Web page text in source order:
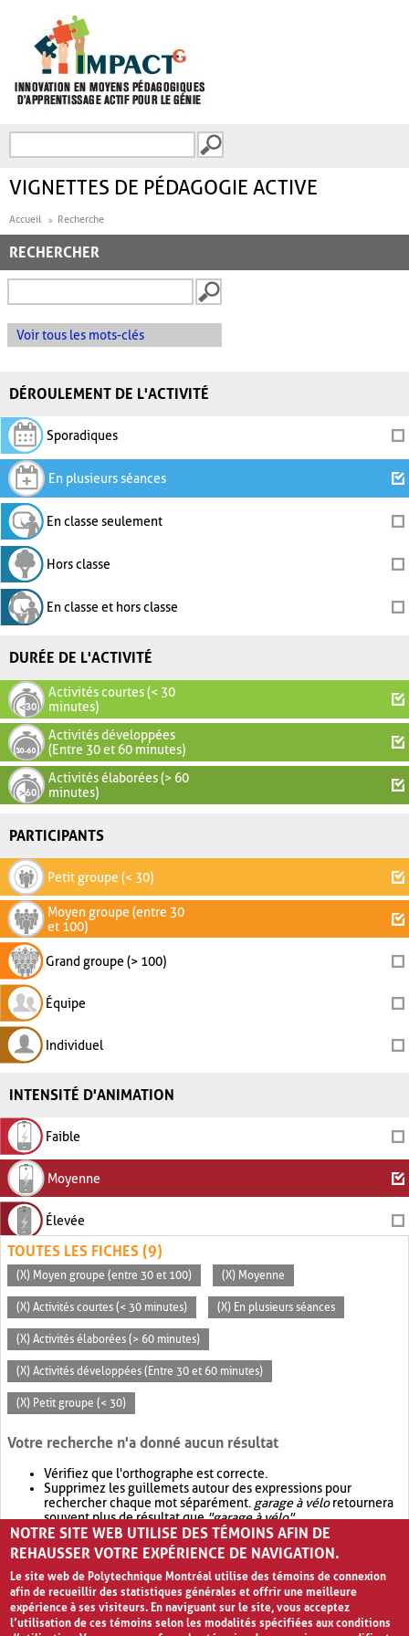
FORMULAIRE DE
VIGNETTES DE PÉDAGOGIE ACTIVE
Accueil Recherche
RECHERCHER
Voir tous les mots-clés
DÉROULEMENT DE L'ACTIVITÉ
Sporadiques
En plusieurs séances
En classe seulement
Hors classe
En classe et hors classe
DURÉE DE L'ACTIVITÉ
Activités courtes (< 30
minutes)
Activités développées
(Entre 30 et 60 minutes)
Activités élaborées (> 60
minutes)
PARTICIPANTS
Petit groupe (< 30)
Moyen groupe (entre 30
et 100)
Grand groupe (> 100)
Équipe
Individuel
INTENSITÉ D'ANIMATION
Faible
Moyenne
Élevée
TOUTES LES FICHES (9)
(X) Moyen groupe (entre 30 et 100) (X) Moyenne
(X) Activités courtes (< 30 minutes) (X) En plusieurs séances
(X) Activités élaborées (> 60 minutes)
(X) Activités développées (Entre 30 et 60 minutes)
(X) Petit groupe (< 30)
Votre recherche n'a donné aucun résultat
Vérifiez que l'orthographe est correcte.
Supprimez les guillemets autour des expressions pour
rechercher chaque mot séparément. garage à véloretournera
souvent plus de résultat que"garage à vélo".
Envisagez d'élargir votre recherche avec OR.garage OR vélo
retournera souvent plus de résultat quegarage à vélo
NOTRE SITE WEB UTILISE DES TÉMOINS AFIN DE
REHAUSSER VOTRE EXPÉRIENCE DE NAVIGATION.
Le site web de Polytechnique Montréal utilise des témoins de connexion
afin de recueillir des statistiques générales et offrir une meilleure
expérience à ses visiteurs. En naviguant sur le site, vous acceptez
l’utilisation de ces témoins selon les modalités spécifiées aux conditions